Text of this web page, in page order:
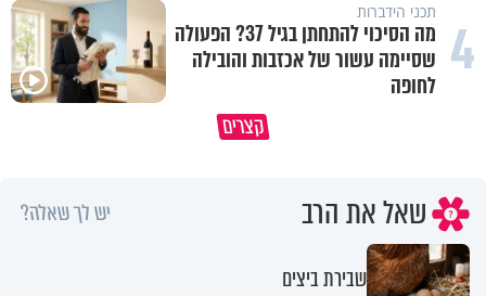
4 תכני הידברות
מה הסיכוי להתחתן בגיל 37? הפעולה
שסיימה עשור של אכזבות והובילה
לחופה
קצרים
באיזה ארץ לומדים יותר גמרא בדרום
שאל את הרב יש לך שאלה?
שבירת ביצים